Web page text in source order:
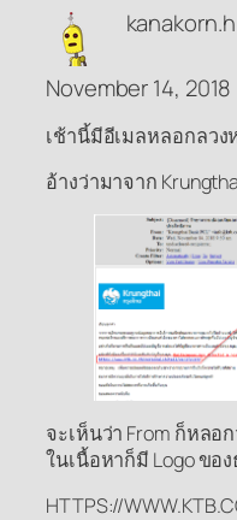
kanakorn.h
November 14, 2018
เช้านี้มีอีเมลหลอกลวง
อ้างว่ามาจาก
จะเห็นว่า From ก็หลอ
ในเนื้อหาก็มี Logo ขอ
HTTPS://